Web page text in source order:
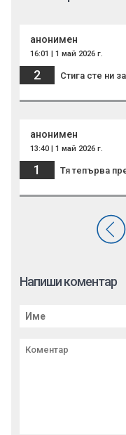
анонимен
16:01 | 1 май 2026 г.
2 Стига сте ни
анонимен
13:40 | 1 май 2026 г.
1 Тя тепърва
Напиши коментар